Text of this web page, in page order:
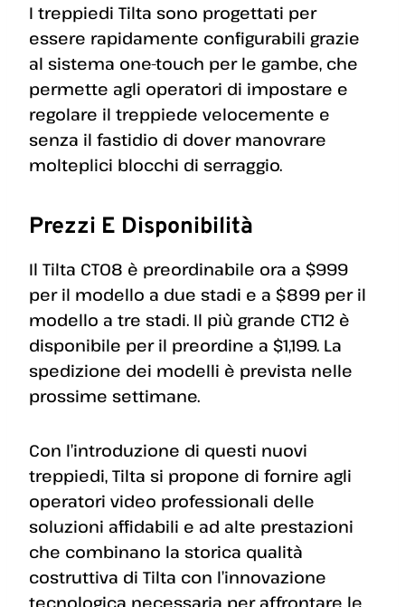
I treppiedi Tilta sono progettati per
essere rapidamente configurabili grazie
al sistema one-touch per le gambe, che
permette agli operatori di impostare e
regolare il treppiede velocemente e
senza il fastidio di dover manovrare
molteplici blocchi di serraggio.
Prezzi E Disponibilità
Il Tilta CT08 è preordinabile ora a $999
per il modello a due stadi e a $899 per il
modello a tre stadi. Il più grande CT12 è
disponibile per il preordine a $1,199. La
spedizione dei modelli è prevista nelle
prossime settimane.
Con l’introduzione di questi nuovi
treppiedi, Tilta si propone di fornire agli
operatori video professionali delle
soluzioni affidabili e ad alte prestazioni
che combinano la storica qualità
costruttiva di Tilta con l’innovazione
tecnologica necessaria per affrontare le